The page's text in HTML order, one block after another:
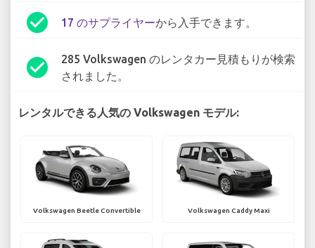
check_circle 17 のサプライヤーから入手できます。
check_circle
285 Volkswagen のレンタカー見積もりが検索
されました。
レンタルできる人気の Volkswagen モデル:
Volkswagen Beetle Convertible Volkswagen Caddy Maxi